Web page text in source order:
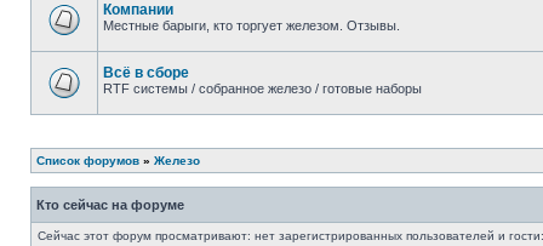
Компании
Местные барыги, кто торгует железом. Отзывы.
Всё в сборе
RTF системы / собранное железо / готовые наборы
Список форумов » Железо
Кто сейчас на форуме
Сейчас этот форум просматривают: нет зарегистрированных пользователей и